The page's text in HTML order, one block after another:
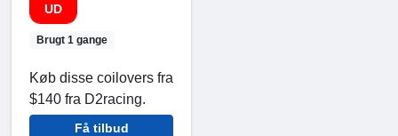
UD
Brugt 1 gange
Køb disse coilovers fra
$140 fra D2racing.
Få tilbud